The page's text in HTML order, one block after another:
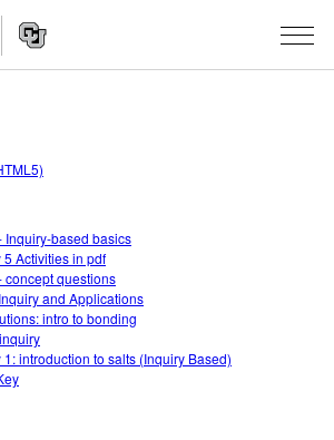
Guidelines
Inquiry-based basics
Activities in pdf
concept questions
and Applications
intro to bonding
introduction to salts (Inquiry Based)